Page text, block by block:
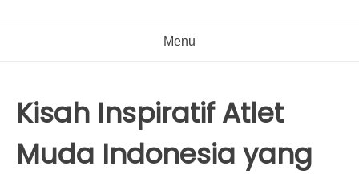
Menu
Kisah Inspiratif Atlet
Muda Indonesia yang